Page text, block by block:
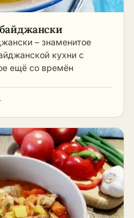
– знаменитое
кухни с
ещё со времён